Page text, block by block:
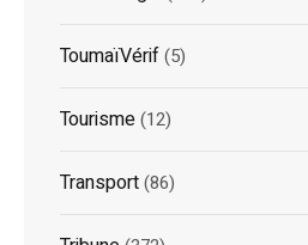
ToumaïVérif(5)
Tourisme(12)
Transport(86)